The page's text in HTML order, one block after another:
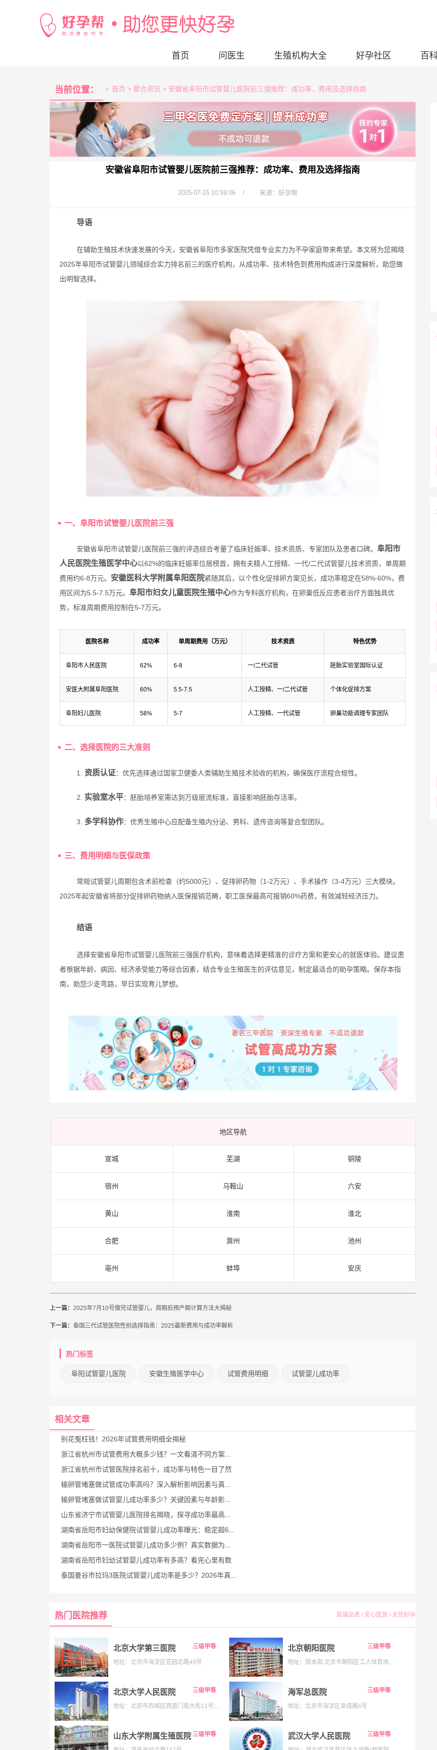
首页 问医生 生殖机构大全 好孕社区 百
当前位置： > 首页 > 聚合资讯 > 安徽省阜阳市试管婴儿医院前三强推荐：成功率、费用及选择指南
安徽省阜阳市试管婴儿医院前三强推荐：成功率、费用及选择指南
2025-07-15 10:59:06 / 来源：好孕帮
导语
在辅助生殖技术快速发展的今天，安徽省阜阳市多家医院凭借专业实力为不孕家庭带来希望。本文将为您揭晓
2025年阜阳市试管婴儿领域综合实力排名前三的医疗机构，从成功率、技术特色到费用构成进行深度解析，助您做
出明智选择。
一、阜阳市试管婴儿医院前三强
安徽省阜阳市试管婴儿医院前三强的评选综合考量了临床妊娠率、技术资质、专家团队及患者口碑。 阜阳市
人民医院生殖医学中心以62%的临床妊娠率位居榜首，拥有夫精人工授精、一代/二代试管婴儿技术资质，单周期
费用约6-8万元。 安徽医科大学附属阜阳医院紧随其后，以个性化促排卵方案见长，成功率稳定在58%-60%，费
用区间为5.5-7.5万元。 阜阳市妇女儿童医院生殖中心作为专科医疗机构，在卵巢低反应患者治疗方面独具优
势，标准周期费用控制在5-7万元。
医院名称 成功率 单周期费用（万元） 技术资质 特色优势
阜阳市人民医院 62% 6-8 一/二代试管 胚胎实验室国际认证
安医大附属阜阳医院 60% 5.5-7.5 人工授精、一/二代试管 个体化促排方案
阜阳妇儿医院 58% 5-7 人工授精、一代试管 卵巢功能调理专家团队
二、选择医院的三大准则
1. 资质认证：优先选择通过国家卫健委人类辅助生殖技术验收的机构，确保医疗流程合规性。
2. 实验室水平：胚胎培养室需达到万级层流标准，直接影响胚胎存活率。
3. 多学科协作：优秀生殖中心应配备生殖内分泌、男科、遗传咨询等复合型团队。
三、费用明细与医保政策
常规试管婴儿周期包含术前检查（约5000元）、促排卵药物（1-2万元）、手术操作（3-4万元）三大模块。
2025年起安徽省将部分促排卵药物纳入医保报销范畴，职工医保最高可报销60%药费，有效减轻经济压力。
结语
选择安徽省阜阳市试管婴儿医院前三强医疗机构，意味着选择更精准的诊疗方案和更安心的就医体验。建议患
者根据年龄、病因、经济承受能力等综合因素，结合专业生殖医生的评估意见，制定最适合的助孕策略。保存本指
南，助您少走弯路，早日实现育儿梦想。
地区导航
宣城 芜湖 铜陵
宿州 马鞍山 六安
黄山 淮南 淮北
合肥 滁州 池州
亳州 蚌埠 安庆
上一篇： 2025年7月10号做完试管婴儿，周期后预产期计算方法大揭秘
下一篇： 泰国三代试管医院性别选择指南：2025最新费用与成功率解析
热门标签
阜阳试管婴儿医院 安徽生殖医学中心 试管费用明细 试管婴儿成功率
相关文章
别花冤枉钱！2026年试管费用明细全揭秘
浙江省杭州市试管费用大概多少钱？一文看清不同方案的收费差异
浙江省杭州市试管医院排名前十，成功率与特色一目了然
输卵管堵塞做试管成功率高吗？深入解析影响因素与真实成功率
输卵管堵塞做试管婴儿成功率多少？关键因素与年龄影响分析
山东省济宁市试管婴儿医院排名揭晓，探寻成功率最高的医院选择
湖南省岳阳市妇幼保健院试管婴儿成功率曝光：稳定超65%，助孕更有保障
湖南省岳阳市一医院试管婴儿成功多少例？真实数据为你揭晓
湖南省岳阳市妇幼试管婴儿成功率有多高？看完心里有数
泰国曼谷市拉玛3医院试管婴儿成功率是多少？2026年真实数据揭示高达60%-85%
热门医院推荐 高端品质 / 安心医旅 / 无忧好孕
北京大学第三医院 三级甲等
地址：北京市海淀区花园北路49号
北京朝阳医院 三级甲等
地址：院本部:北京市朝阳区工人体育场南路8号;京西院区:石景山区京原路5号
北京大学人民医院 三级甲等
地址：北京市西城区西直门南大街11号;老院:西城区阜内大街133号;海淀院区：北京市海淀区昌平路南段36号
海军总医院 三级甲等
地址：北京市海淀区阜成路6号
山东大学附属生殖医院 三级甲等 武汉大学人民医院 三级甲等